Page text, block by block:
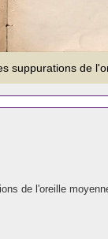
de l'oreille